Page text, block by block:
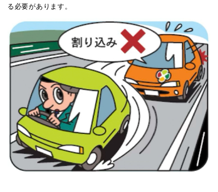
る必要があります。